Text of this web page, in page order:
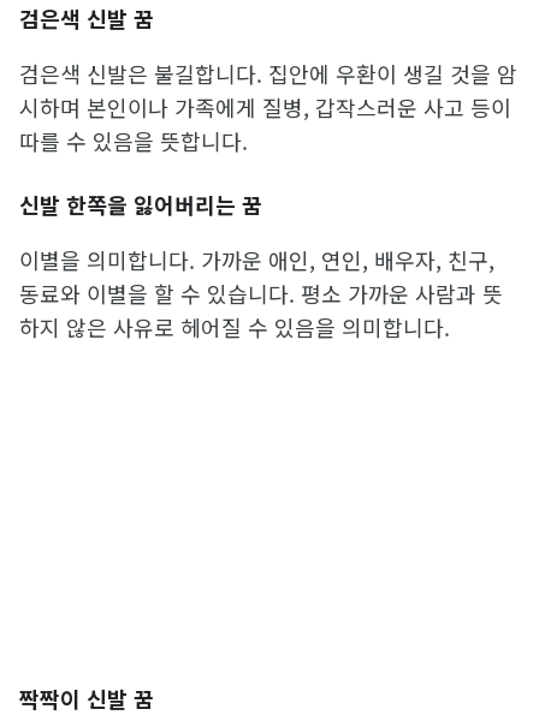
검은색 신발 꿈
검은색 신발은 불길합니다. 집안에 우환이 생길 것을 암
시하며 본인이나 가족에게 질병, 갑작스러운 사고 등이
따를 수 있음을 뜻합니다.
신발 한쪽을 잃어버리는 꿈
이별을 의미합니다. 가까운 애인, 연인, 배우자, 친구,
동료와 이별을 할 수 있습니다. 평소 가까운 사람과 뜻
하지 않은 사유로 헤어질 수 있음을 의미합니다.
짝짝이 신발 꿈